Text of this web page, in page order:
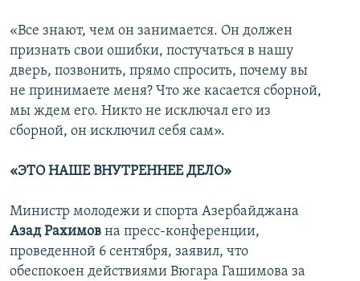
«Все знают, чем он занимается. Он должен
признать свои ошибки, постучаться в нашу
дверь, позвонить, прямо спросить, почему вы
не принимаете меня? Что же касается сборной,
мы ждем его. Никто не исключал его из
сборной, он исключил себя сам».
«ЭТО НАШЕ ВНУТРЕННЕЕ ДЕЛО»
Министр молодежи и спорта Азербайджана
Азад Рахимов на пресс-конференции,
проведенной 6 сентября, заявил, что
обеспокоен действиями Вюгара Гашимова за